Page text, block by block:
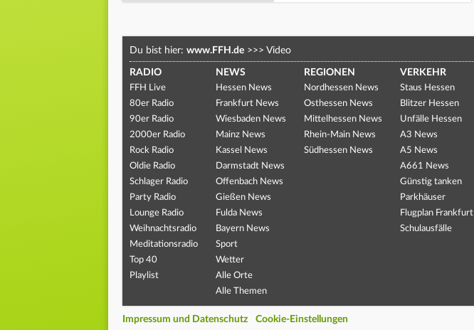
Du bist hier: www.FFH.de >>> Video
RADIO
FFH Live
80er Radio
90er Radio
2000er Radio
Rock Radio
Oldie Radio
Schlager Radio
Party Radio
Lounge Radio
Weihnachtsradio
Meditationsradio
Top 40
Playlist
NEWS
Hessen News
Frankfurt News
Wiesbaden News
Mainz News
Kassel News
Darmstadt News
Offenbach News
Gießen News
Fulda News
Bayern News
Sport
Wetter
Alle Orte
Alle Themen
REGIONEN
Nordhessen News
Osthessen News
Mittelhessen News
Rhein-Main News
Südhessen News
VERKEHR
Staus Hessen
Blitzer Hessen
Unfälle Hessen
A3 News
A5 News
A661 News
Günstig tanken
Parkhäuser
Flugplan Frankfurt
Schulausfälle
Impressum und Datenschutz Cookie-Einstellungen